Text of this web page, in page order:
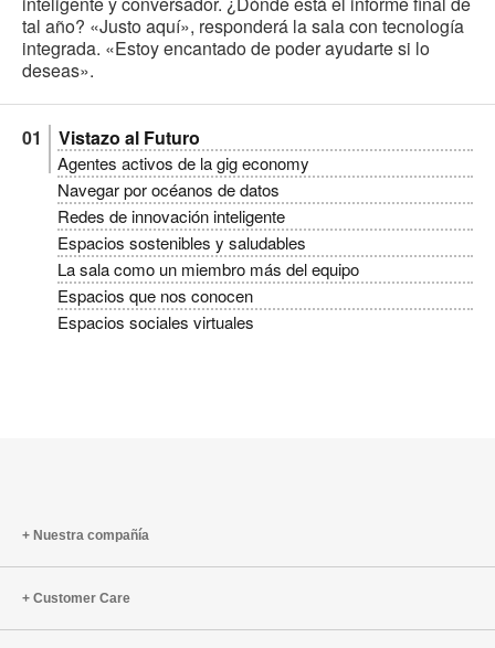
tal año? «Justo aquí», responderá la sala con tecnología
integrada. «Estoy encantado de poder ayudarte si lo
deseas».
Vistazo al Futuro
Agentes activos de la gig economy
Navegar por océanos de datos
Redes de innovación inteligente
Espacios sostenibles y saludables
La sala como un miembro más del equipo
Espacios que nos conocen
Espacios sociales virtuales
Nuestra compañía
Customer Care